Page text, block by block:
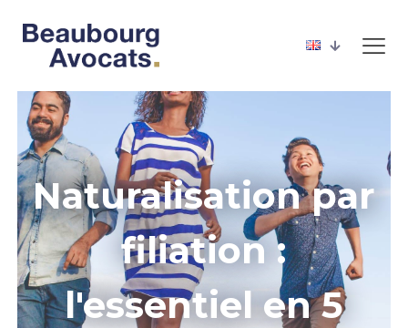
Naturalisation par
filiation :
l'essentiel en 5